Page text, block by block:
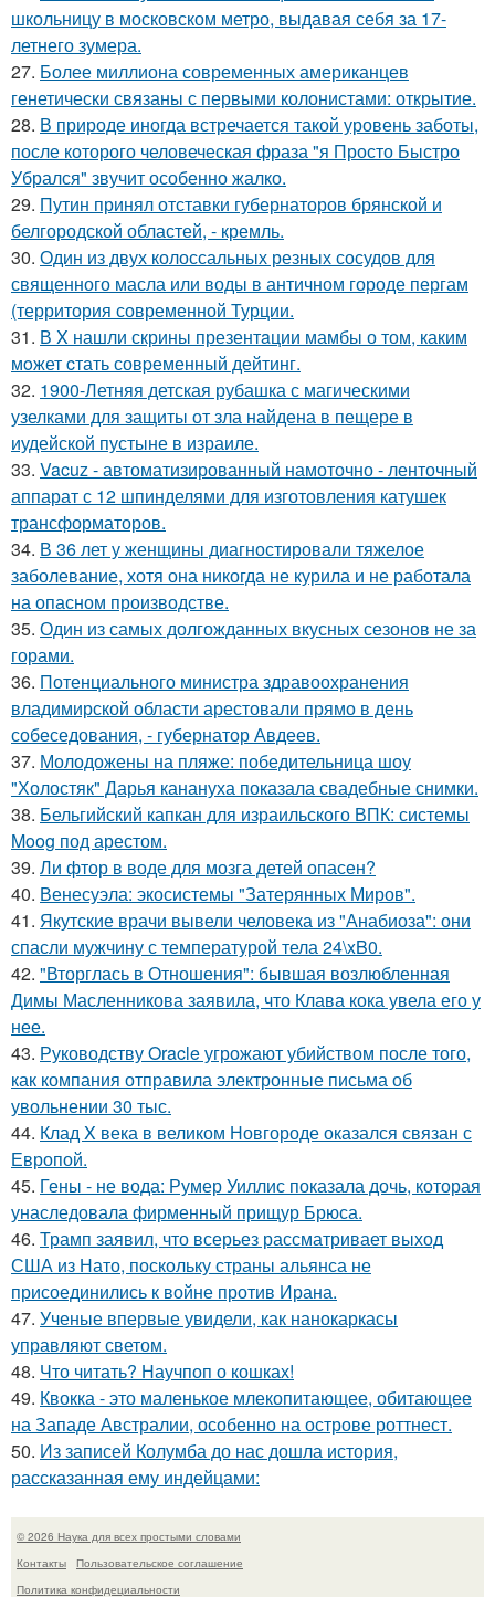
школьницу в московском метро, выдавая себя за 17-
летнего зумера.
27. Более миллиона современных американцев
генетически связаны с первыми колонистами: открытие.
28. В природе иногда встречается такой уровень заботы,
после которого человеческая фраза "я Просто Быстро
Убрался" звучит особенно жалко.
29. Путин принял отставки губернаторов брянской и
белгородской областей, - кремль.
30. Один из двух колоссальных резных сосудов для
священного масла или воды в античном городе пергам
(территория современной Турции.
31. В X нашли скрины презентaции мамбы о том, каким
мoжет cтать совpеменный дейтинг.
32. 1900-Летняя детская рубашка с магическими
узелками для защиты от зла найдена в пещере в
иудейской пустыне в израиле.
33. Vacuz - автоматизированный намоточно - ленточный
аппарат с 12 шпинделями для изготовления катушек
трансформаторов.
34. В 36 лет у женщины диагностировали тяжелое
заболевание, хотя она никогда не курила и не работала
на опасном производстве.
35. Один из самых долгожданных вкусных сезонов не за
горами.
36. Потенциального министра здравоохранения
владимирской области арестовали прямо в день
собеседования, - губернатор Авдеев.
37. Молодожены на пляже: победительница шоу
"Холостяк" Дарья канануха показала свадебные снимки.
38. Бельгийский капкан для израильского ВПК: системы
Moog под арестом.
39. Ли фтор в воде для мозга детей опасен?
40. Венесуэла: экосистемы "Затерянных Миров".
41. Якутские врачи вывели человека из "Анабиоза": они
спасли мужчину с температурой тела 24\xB0.
42. "Вторглась в Отношения": бывшая возлюбленная
Димы Масленникова заявила, что Клава кока увела его у
нее.
43. Руководству Oracle угрожают убийством после того,
как компания отправила электронные письма об
увольнении 30 тыс.
44. Клад X века в великом Новгороде оказался связан с
Европой.
45. Гены - не вода: Румер Уиллис показала дочь, которая
унаследовала фирменный прищур Брюса.
46. Трамп заявил, что всерьез рассматривает выход
США из Нато, поскольку страны альянса не
присоединились к войне против Ирана.
47. Ученые впервые увидели, как нанокаркасы
управляют светом.
48. Что читать? Научпоп о кошках!
49. Квокка - это маленькое млекопитающее, обитающее
на Западе Австралии, особенно на острове роттнест.
50. Из записей Колумба до нас дошла история,
рассказанная ему индейцами:
© 2026 Наука для всех простыми словами
Контакты
Пользовательское соглашение
Политика конфидециальности